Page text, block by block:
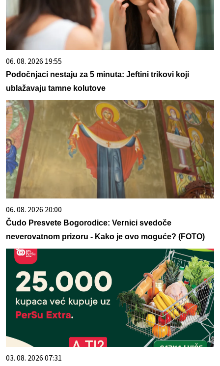
06. 08. 2026 19:55
Podočnjaci nestaju za 5 minuta: Jeftini trikovi koji
ublažavaju tamne kolutove
06. 08. 2026 20:00
Čudo Presvete Bogorodice: Vernici svedoče
neverovatnom prizoru - Kako je ovo moguće? (FOTO)
03. 08. 2026 07:31